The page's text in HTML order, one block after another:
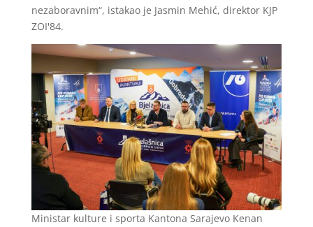
nezaboravnim“, istakao je Jasmin Mehić, direktor KJP
ZOI'84.
Ministar kulture i sporta Kantona Sarajevo Kenan